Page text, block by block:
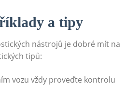
a tipy
nástrojů je dobré mít na
tipů:
vozu vždy proveďte kontrolu